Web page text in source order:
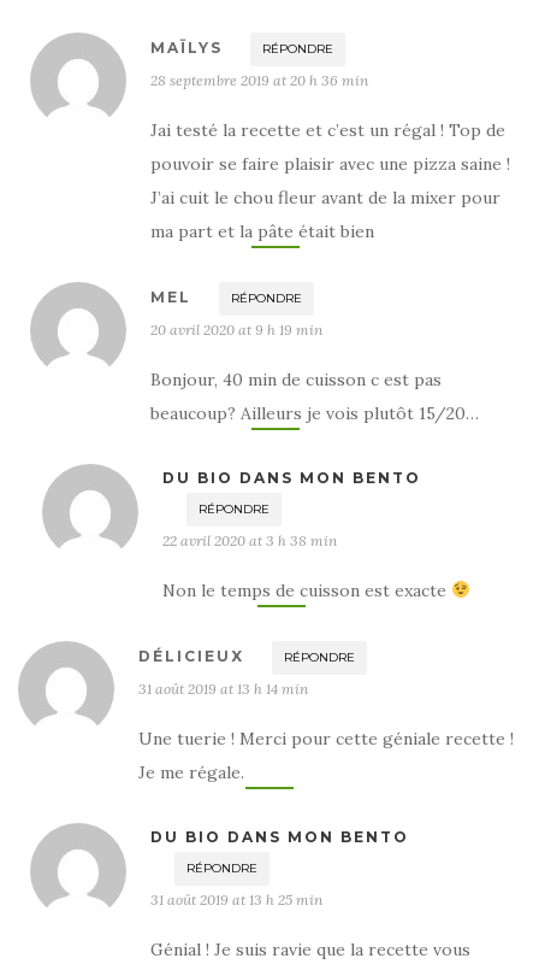
MAÏLYS RÉPONDRE
28 septembre 2019 at 20 h 36 min
Jai testé la recette et c’est un régal ! Top de
pouvoir se faire plaisir avec une pizza saine !
J’ai cuit le chou fleur avant de la mixer pour
ma part et la pâte était bien
MEL RÉPONDRE
20 avril 2020 at 9 h 19 min
Bonjour, 40 min de cuisson c est pas
beaucoup? Ailleurs je vois plutôt 15/20…
DU BIO DANS MON BENTO
RÉPONDRE
22 avril 2020 at 3 h 38 min
Non le temps de cuisson est exacte
DÉLICIEUX RÉPONDRE
31 août 2019 at 13 h 14 min
Une tuerie ! Merci pour cette géniale recette !
Je me régale.
DU BIO DANS MON BENTO
RÉPONDRE
31 août 2019 at 13 h 25 min
Génial ! Je suis ravie que la recette vous